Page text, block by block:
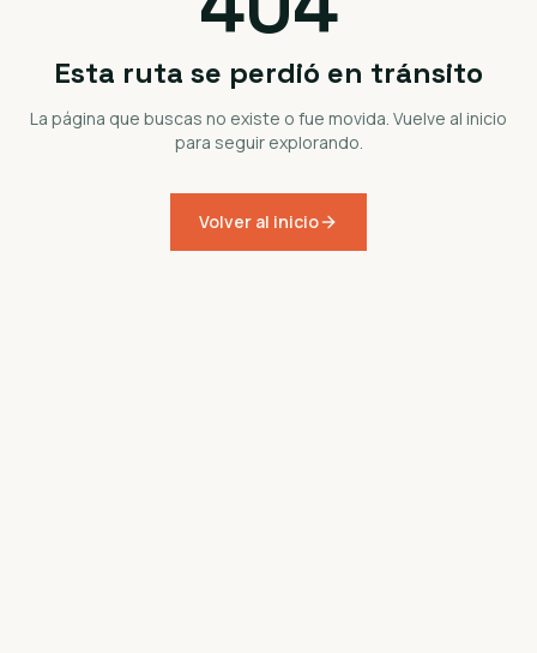
Esta ruta se perdió en tránsito
La página que buscas no existe o fue movida. Vuelve al inicio
para seguir explorando.
Volver al inicio